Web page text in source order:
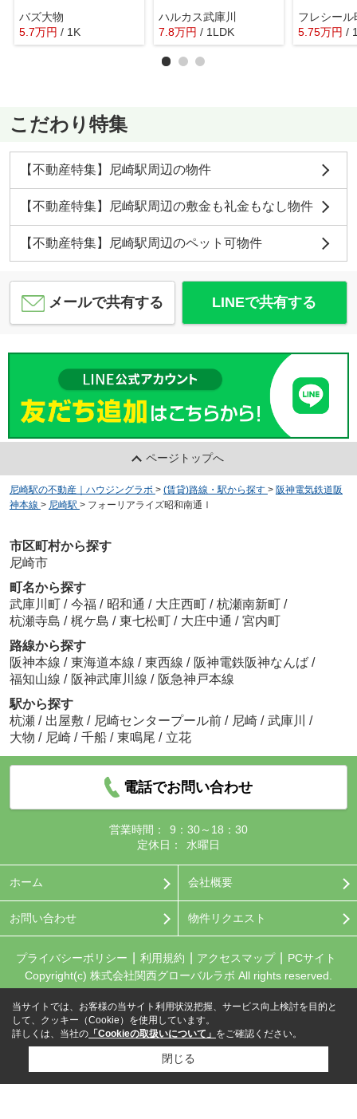
バズ大物
5.7万円 / 1K
ハルカス武庫川
7.8万円 / 1LDK
フレシール
5.75万円 /
こだわり特集
【不動産特集】尼崎駅周辺の物件
【不動産特集】尼崎駅周辺の敷金も礼金もなし物件
【不動産特集】尼崎駅周辺のペット可物件
メールで共有する LINEで共有する
ページトップへ
尼崎駅の不動産｜ハウジングラボ > (賃貸)路線・駅から探す > 阪神電気鉄道阪
神本線 > 尼崎駅 > フォーリアライズ昭和南通Ⅰ
市区町村から探す
尼崎市
町名から探す
武庫川町 / 今福 / 昭和通 / 大庄西町 / 杭瀬南新町 /
杭瀬寺島 / 梶ケ島 / 東七松町 / 大庄中通 / 宮内町
路線から探す
阪神本線 / 東海道本線 / 東西線 / 阪神電鉄阪神なんば /
福知山線 / 阪神武庫川線 / 阪急神戸本線
駅から探す
杭瀬 / 出屋敷 / 尼崎センタープール前 / 尼崎 / 武庫川
/
大物 / 尼崎 / 千船 / 東鳴尾 / 立花
電話でお問い合わせ
営業時間：
9：30～18：30
定休日：
水曜日
ホーム 会社概要
お問い合わせ 物件リクエスト
プライバシーポリシー 利用規約 アクセスマップ
PCサイト
Copyright(c) 株式会社関西グローバルラボ All rights reserved.
当サイトでは、お客様の当サイト利用状況把握、サービス向上検討を目的と
して、クッキー（Cookie）を使用しています。
詳しくは、当社の 「Cookieの取扱いについて」 をご確認ください。
閉じる